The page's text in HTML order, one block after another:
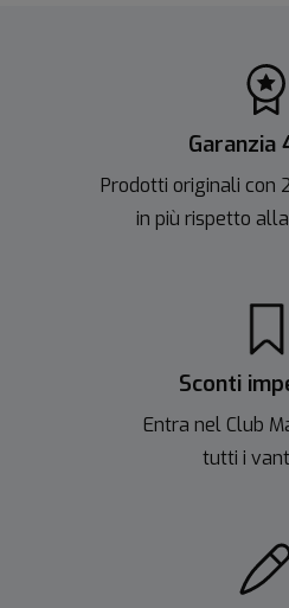
Garanzia
Prodotti originali con
in più rispetto
Sconti
Entra nel Club
tutti i